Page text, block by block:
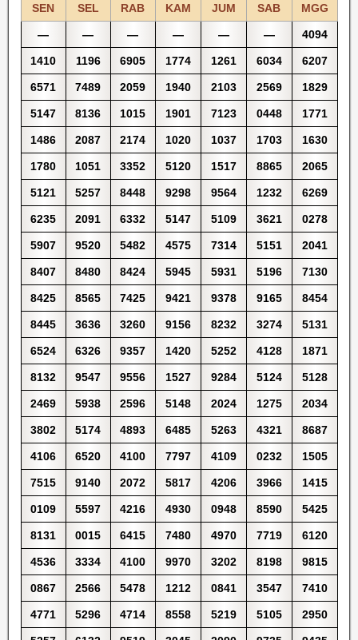
SEN SEL RAB KAM JUM SAB MGG
— — — — — — 4094
1410 1196 6905 1774 1261 6034 6207
6571 7489 2059 1940 2103 2569 1829
5147 8136 1015 1901 7123 0448 1771
1486 2087 2174 1020 1037 1703 1630
1780 1051 3352 5120 1517 8865 2065
5121 5257 8448 9298 9564 1232 6269
6235 2091 6332 5147 5109 3621 0278
5907 9520 5482 4575 7314 5151 2041
8407 8480 8424 5945 5931 5196 7130
8425 8565 7425 9421 9378 9165 8454
8445 3636 3260 9156 8232 3274 5131
6524 6326 9357 1420 5252 4128 1871
8132 9547 9556 1527 9284 5124 5128
2469 5938 2596 5148 2024 1275 2034
3802 5174 4893 6485 5263 4321 8687
4106 6520 4100 7797 4109 0232 1505
7515 9140 2072 5817 4206 3966 1415
0109 5597 4216 4930 0948 8590 5425
8131 0015 6415 7480 4970 7719 6120
4536 3334 4100 9970 3202 8198 9815
0867 2566 5478 1212 0841 3547 7410
4771 5296 4714 8558 5219 5105 2950